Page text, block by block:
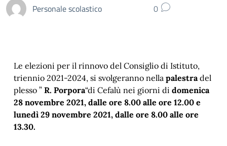
Personale scolastico 0
Le elezioni per il rinnovo del Consiglio di Istituto,
triennio 2021-2024, si svolgeranno nella palestradel
plesso ” R. Porpora“di Cefalù nei giorni di domenica
28 novembre 2021, dalle ore 8.00 alle ore 12.00 e
lunedì 29 novembre 2021, dalle ore 8.00 alle ore
13.30.